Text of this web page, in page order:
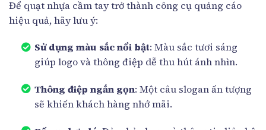
Để quạt nhựa cầm tay trở thành công cụ quảng cáo
hiệu quả, hãy lưu ý:
Sử dụng màu sắc nổi bật: Màu sắc tươi sáng
giúp logo và thông điệp dễ thu hút ánh nhìn.
Thông điệp ngắn gọn: Một câu slogan ấn tượng
sẽ khiến khách hàng nhớ mãi.